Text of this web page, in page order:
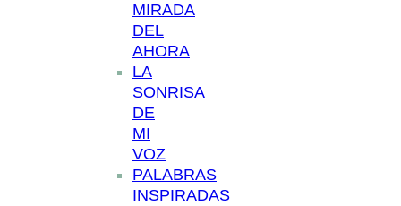
MIRADA
DEL
AHORA
LA
SONRISA
DE
MI
VOZ
PALABRAS
INSPIRADAS